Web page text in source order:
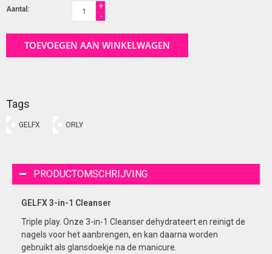
Aantal:
+
-
TOEVOEGEN AAN WINKELWAGEN
Tags
GELFX ORLY
PRODUCTOMSCHRIJVING
GELFX 3-in-1 Cleanser
Triple play. Onze 3-in-1 Cleanser dehydrateert en reinigt de
nagels voor het aanbrengen, en kan daarna worden
gebruikt als glansdoekje na de manicure.